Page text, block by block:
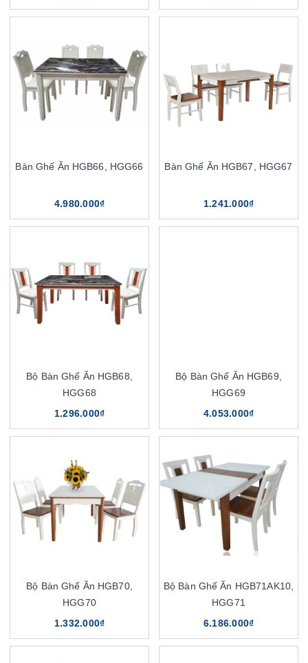
Bàn Ghế Ăn HGB66, HGG66
4.980.000₫
Bàn Ghế Ăn HGB67, HGG67
1.241.000₫
Bộ Bàn Ghế Ăn HGB68,
HGG68
1.296.000₫
Bộ Bàn Ghế Ăn HGB69,
HGG69
4.053.000₫
Bộ Bàn Ghế Ăn HGB70,
HGG70
1.332.000₫
Bộ Bàn Ghế Ăn HGB71AK10,
HGG71
6.186.000₫